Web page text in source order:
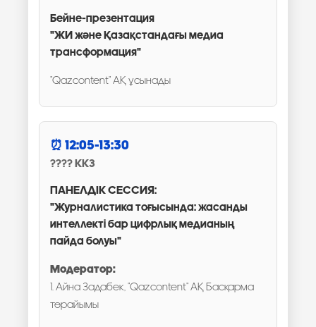
Бейне-презентация
"ЖИ және Қазақстандағы медиа
трансформация"
"Qazcontent" АҚ ұсынады
12:05-13:30
ККЗ
ПАНЕЛДІК СЕССИЯ:
"Журналистика тоғысында: жасанды
интеллекті бар цифрлық медианың
пайда болуы"
Модератор:
1. Айна Задабек, "Qazcontent" АҚ Басқарма
төрайымы